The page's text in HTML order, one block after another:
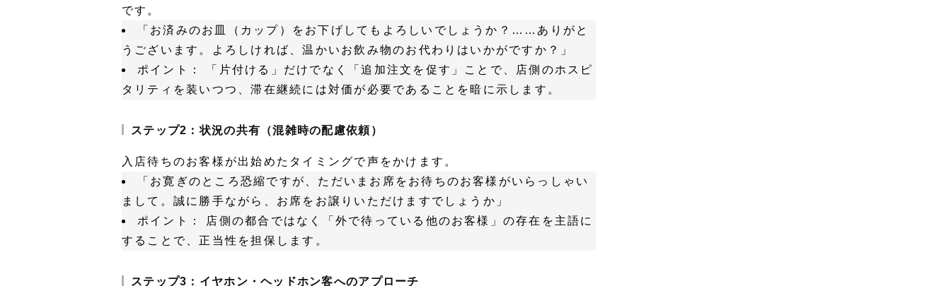
です。
「お済みのお皿（カップ）をお下げしてもよろしいでしょうか？……ありがと
うございます。よろしければ、温かいお飲み物のお代わりはいかがですか？」
ポイント：
「片付ける」だけでなく「追加注文を促す」ことで、店側のホスピ
タリティを装いつつ、滞在継続には対価が必要であることを暗に示します。
ステップ2：状況の共有（混雑時の配慮依頼）
入店待ちのお客様が出始めたタイミングで声をかけます。
「お寛ぎのところ恐縮ですが、ただいまお席をお待ちのお客様がいらっしゃい
まして。誠に勝手ながら、お席をお譲りいただけますでしょうか」
ポイント：
店側の都合ではなく「外で待っている他のお客様」の存在を主語に
することで、正当性を担保します。
ステップ3：イヤホン・ヘッドホン客へのアプローチ